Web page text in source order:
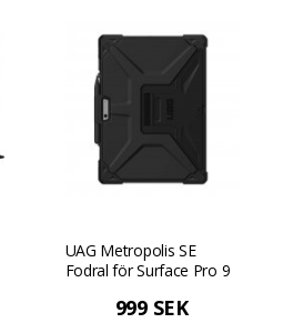
UAG Metropolis SE
Fodral för Surface Pro 9
999 SEK